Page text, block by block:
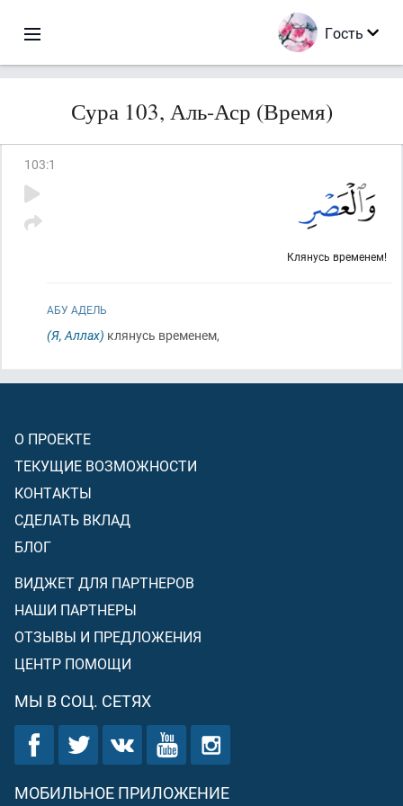
Гость
Сура 103, Аль-Аср (Время)
103:1
Клянусь временем!
АБУ АДЕЛЬ
(Я, Аллах) клянусь временем,
О ПРОЕКТЕ
ТЕКУЩИЕ ВОЗМОЖНОСТИ
КОНТАКТЫ
СДЕЛАТЬ ВКЛАД
БЛОГ
ВИДЖЕТ ДЛЯ ПАРТНЕРОВ
НАШИ ПАРТНЕРЫ
ОТЗЫВЫ И ПРЕДЛОЖЕНИЯ
ЦЕНТР ПОМОЩИ
МЫ В СОЦ. СЕТЯХ
МОБИЛЬНОЕ ПРИЛОЖЕНИЕ